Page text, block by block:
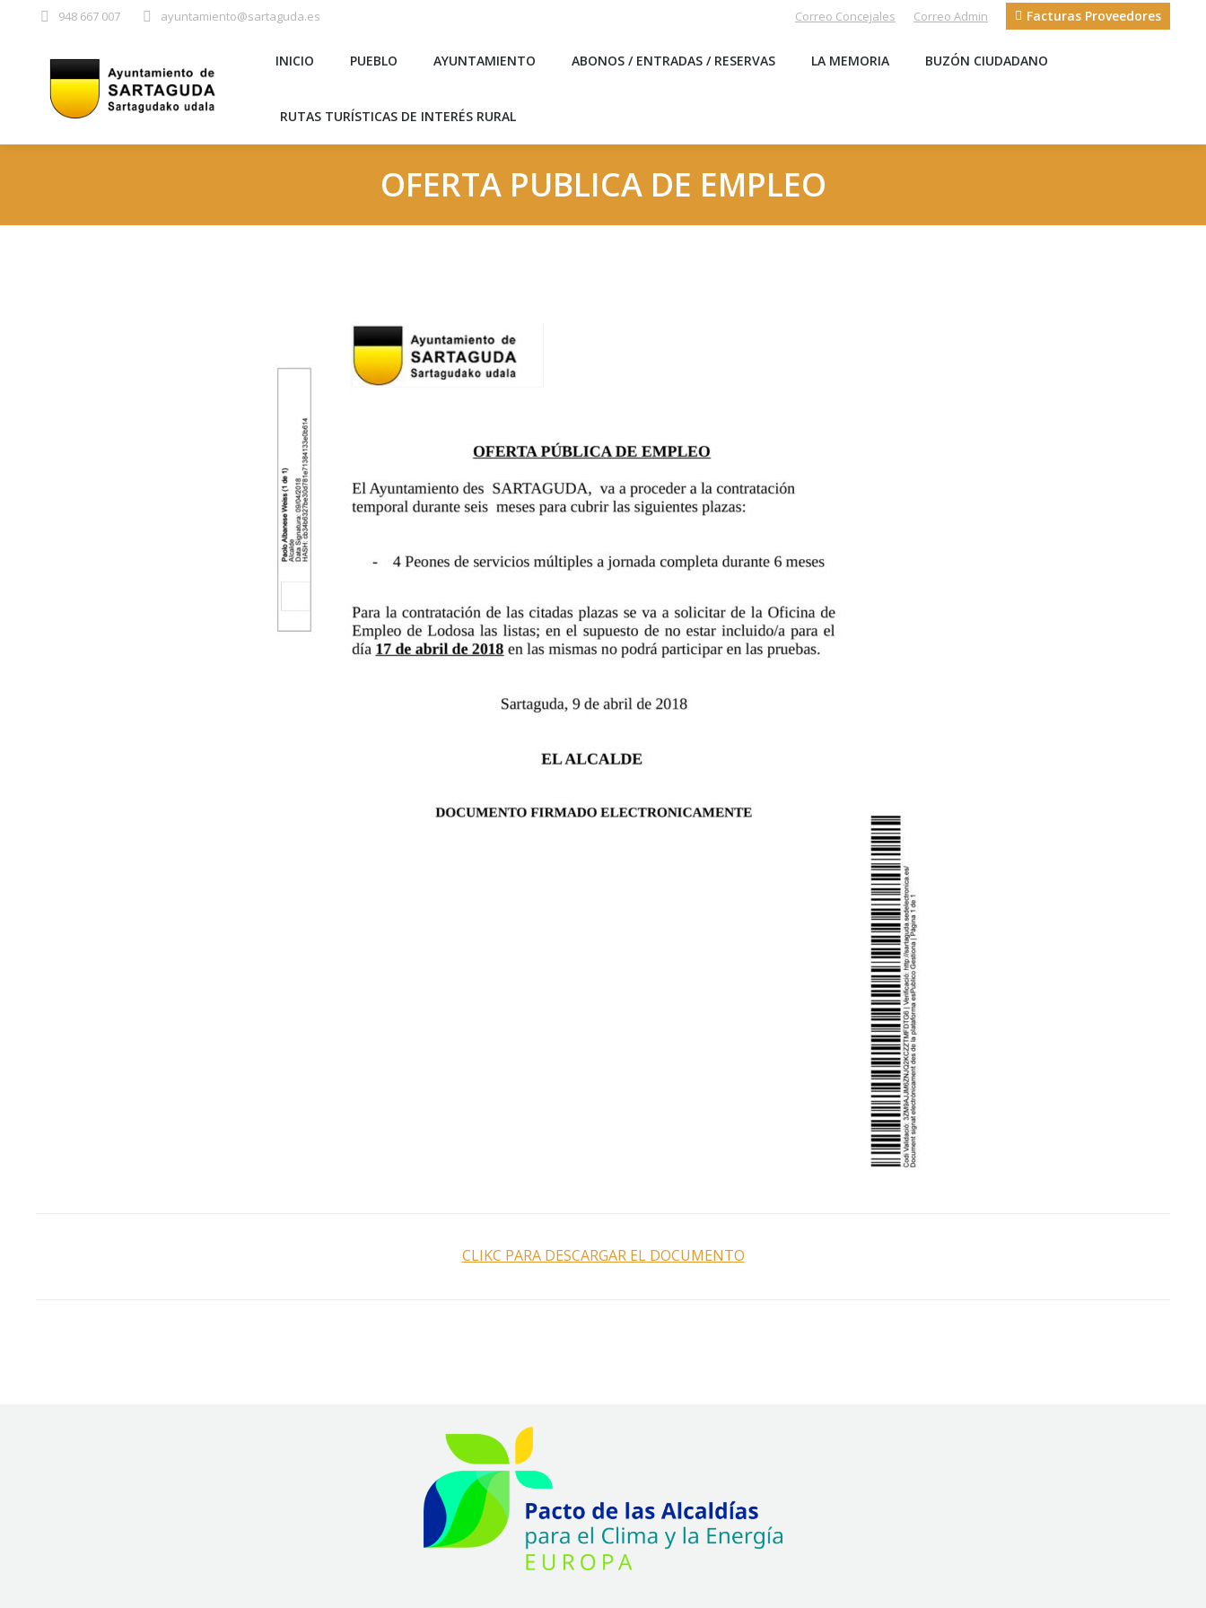
948 667 007 ayuntamiento@sartaguda.es Correo Concejales Correo Admin Facturas Proveedores
INICIO PUEBLO AYUNTAMIENTO ABONOS / ENTRADAS / RESERVAS LA MEMORIA BUZÓN CIUDADANO
RUTAS TURÍSTICAS DE INTERÉS RURAL
OFERTA PUBLICA DE EMPLEO
CLIKC PARA DESCARGAR EL DOCUMENTO
ABONOS / ENTRADAS / RESERVAS LA MEMORIA BUZÓN CIUDADANO